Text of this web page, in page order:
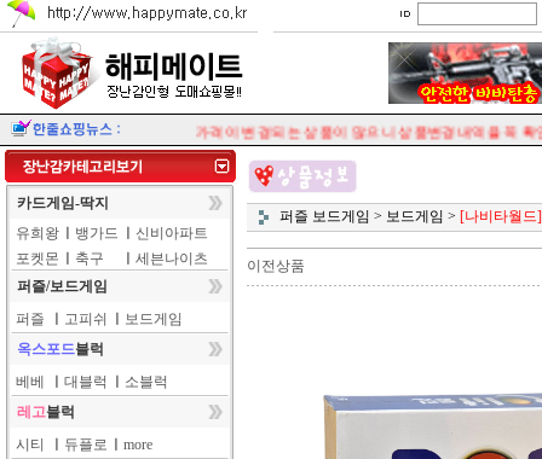
가격이 변경되는 상품이 많으니 상품변경내역을 꼭 확인
카드게임-딱지
유희왕
뱅가드
신비아파트
포켓몬
축구
세븐나이츠
퍼즐/보드게임
퍼즐
고피쉬
보드게임
옥스포드블럭
베베
대블럭
소블럭
레고블럭
시티
듀플로
more
퍼즐 보드게임 > 보드게임 > [나비타월드
이전상품